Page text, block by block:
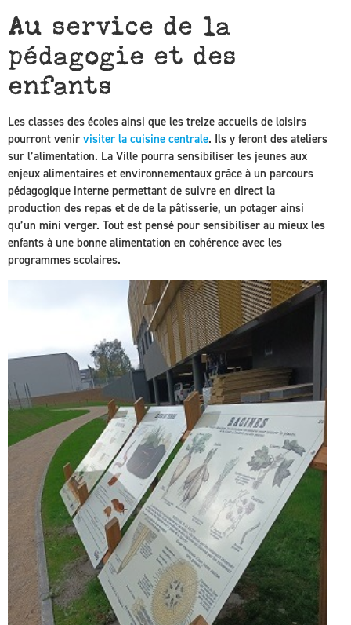
Au service de la
pédagogie et des
enfants
Les classes des écoles ainsi que les treize accueils de loisirs
pourront venir visiter la cuisine centrale. Ils y feront des ateliers
sur l’alimentation. La Ville pourra sensibiliser les jeunes aux
enjeux alimentaires et environnementaux grâce à un parcours
pédagogique interne permettant de suivre en direct la
production des repas et de de la pâtisserie, un potager ainsi
qu’un mini verger. Tout est pensé pour sensibiliser au mieux les
enfants à une bonne alimentation en cohérence avec les
programmes scolaires.